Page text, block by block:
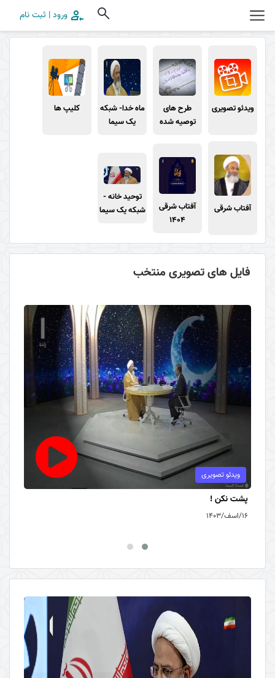
ورود | ثبت نام
ویدئو تصویری
طرح های
توصیه شده
ماه خدا- شبکه
یک سیما
کلیپ ها
آفتاب شرقی
آفتاب شرقی
1404
توحید خانه -
شبکه یک سیما
فایل های تصویری منتخب
ویدئو تصویری
پشت نکن !
۱۶/اسف/۱۴۰۳